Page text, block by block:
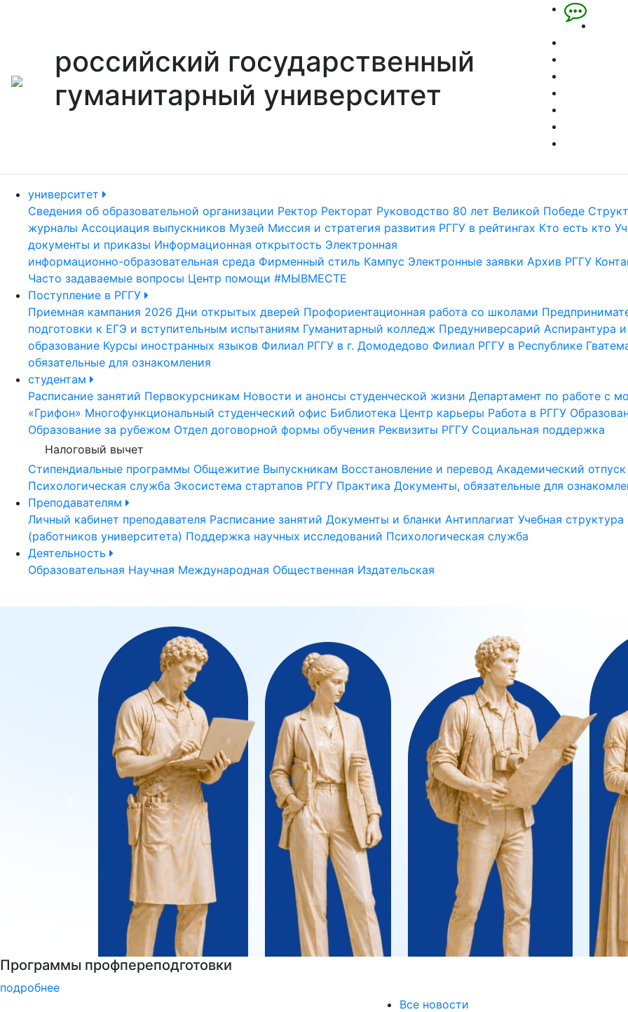
российский государственный
гуманитарный университет
университет
Сведения об образовательной организации Ректор Ректорат Руководство 80 лет Великой Победе
журналы Ассоциация выпускников Музей Миссия и стратегия развития РГГУ в рейтингах Кто есть кто
документы и приказы Информационная открытость Электронная
информационно-образовательная среда Фирменный стиль Кампус Электронные заявки Архив РГГУ
Часто задаваемые вопросы Центр помощи #МЫВМЕСТЕ
Поступление в РГГУ
Приемная кампания 2026 Дни открытых дверей Профориентационная работа со школами
подготовки к ЕГЭ и вступительным испытаниям Гуманитарный колледж Предуниверсарий Аспирантура
образование Курсы иностранных языков Филиал РГГУ в г. Домодедово Филиал РГГУ в Республике
обязательные для ознакомления
студентам
Расписание занятий Первокурсникам Новости и анонсы студенческой жизни Департамент по работе с
«Грифон» Многофункциональный студенческий офис Библиотека Центр карьеры Работа в РГГУ
Образование за рубежом Отдел договорной формы обучения Реквизиты РГГУ Социальная поддержка
Налоговый вычет
Стипендиальные программы Общежитие Выпускникам Восстановление и перевод Академический отпуск
Психологическая служба Экосистема стартапов РГГУ Практика Документы, обязательные для
Преподавателям
Личный кабинет преподавателя Расписание занятий Документы и бланки Антиплагиат Учебная структура
(работников университета) Поддержка научных исследований Психологическая служба
Деятельность
Образовательная Научная Международная Общественная Издательская
Психологическая служба РГГУ
подробнее
Все новости